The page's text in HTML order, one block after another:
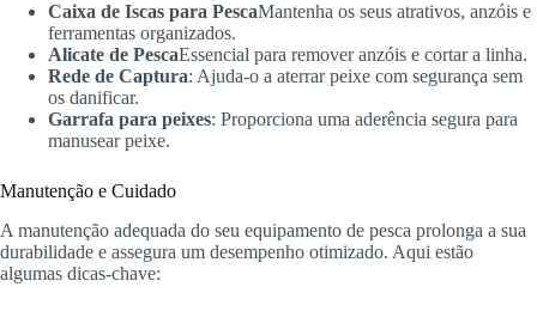
Caixa de Iscas para PescaMantenha os seus atrativos, anzóis e
ferramentas organizados.
Alicate de PescaEssencial para remover anzóis e cortar a linha.
Rede de Captura: Ajuda-o a aterrar peixe com segurança sem
os danificar.
Garrafa para peixes: Proporciona uma aderência segura para
manusear peixe.
Manutenção e Cuidado
A manutenção adequada do seu equipamento de pesca prolonga a sua
durabilidade e assegura um desempenho otimizado. Aqui estão
algumas dicas-chave: